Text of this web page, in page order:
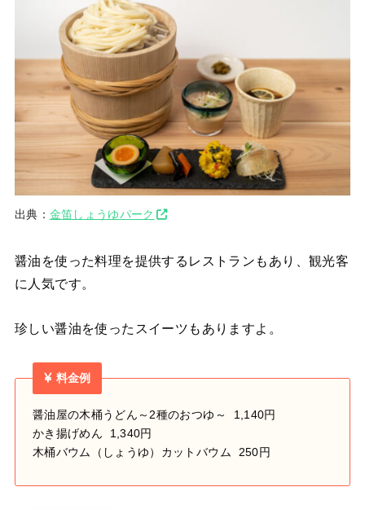
出典： 金笛しょうゆパーク
醤油を使った料理を提供するレストランもあり、観光客
に人気です。
珍しい醤油を使ったスイーツもありますよ。
料金例
醤油屋の木桶うどん～2種のおつゆ～ 1,140円
かき揚げめん 1,340円
木桶バウム（しょうゆ）カットバウム 250円